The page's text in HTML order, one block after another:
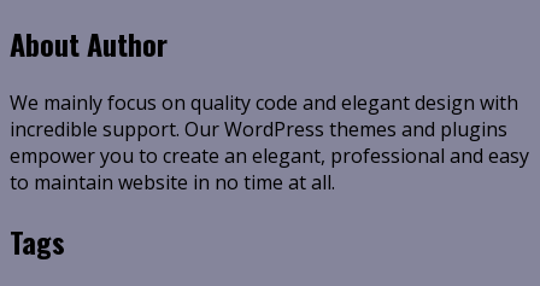
About Author
We mainly focus on quality code and elegant design with
incredible support. Our WordPress themes and plugins
empower you to create an elegant, professional and easy
to maintain website in no time at all.
Tags